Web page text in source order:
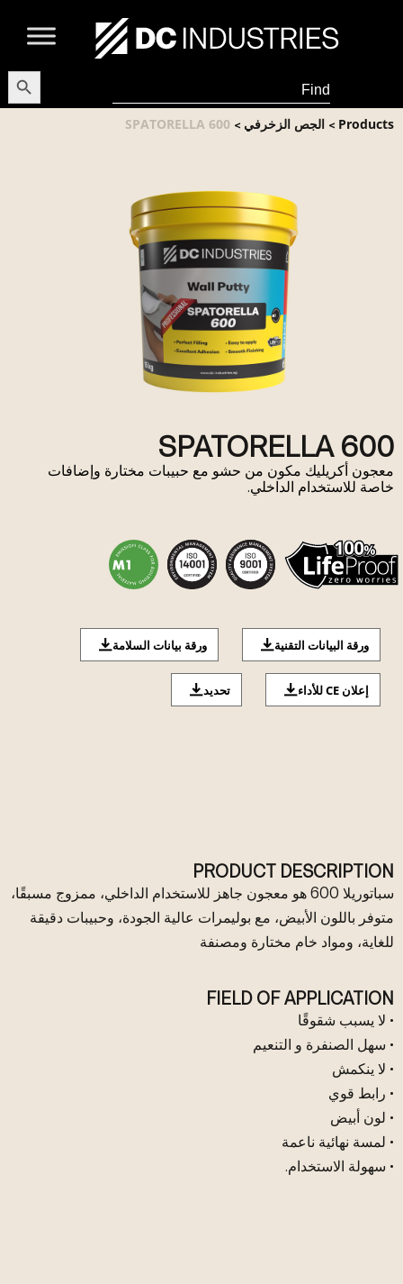
Search
for:
Button
Products
> الجص الزخرفي>
SPATORELLA 600
SPATORELLA 600
معجون أكريليك مكون من حشو مع حبيبات مختارة وإضافات
خاصة للاستخدام الداخلي.
ورقة البيانات التقنية ورقة بيانات السلامة
إعلان CE للأداء تحديد
PRODUCT DESCRIPTION
سباتوريلا 600 هو معجون جاهز للاستخدام الداخلي، ممزوج مسبقًا،
متوفر باللون الأبيض، مع بوليمرات عالية الجودة، وحبيبات دقيقة
للغاية، ومواد خام مختارة ومصنفة
FIELD OF APPLICATION
• لا يسبب شقوقًا
• سهل الصنفرة و التنعيم
• لا ينكمش
• رابط قوي
• لون أبيض
• لمسة نهائية ناعمة
• سهولة الاستخدام.